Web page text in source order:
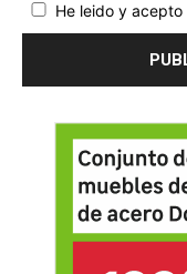
He leido y acepto